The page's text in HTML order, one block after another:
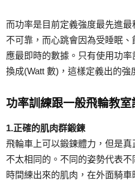
而功率是目前定義強度最先進
不可靠，而心跳會因為受睡眠
應最即時的數據。只有使用功率
換成(Watt 數)，這樣定義出的強
功率訓練跟一般飛輪教室
1.正確的肌肉群鍛鍊
飛輪車上可以鍛鍊體力，但是
不太相同的。不同的姿勢代表
時間練出來的肌肉，在外面騎